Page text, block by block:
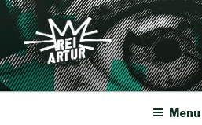
Saltar
para
conteúdo
REI-ARTUR
Menu